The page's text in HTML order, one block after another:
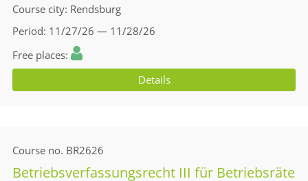
Course city Rendsburg
Period 11/27/26 — 11/28/26
Free places
Details
Course no. BR2626
Betriebsverfassungsrecht III für Betriebsräte